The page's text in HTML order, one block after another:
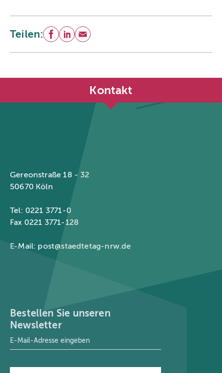
Teilen: Facebook
LinkedIn
E-Mail
Kontakt
Gereonstraße 18 - 32
50670 Köln
Tel: 0221 3771-0
Fax 0221 3771-128
E-Mail: post@staedtetag-nrw.de
Bestellen Sie unseren
Newsletter
E-Mail-Adresse